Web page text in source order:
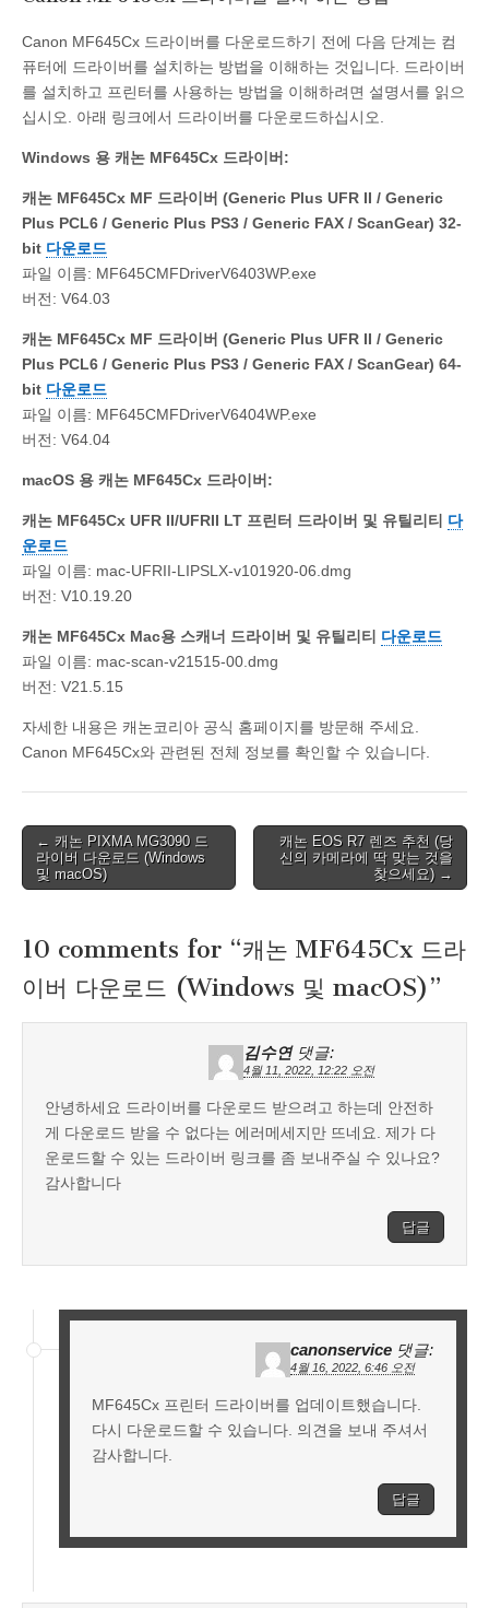
Canon MF645Cx 드라이버를 다운로드하기 전에 다음 단계는 컴
퓨터에 드라이버를 설치하는 방법을 이해하는 것입니다. 드라이버
를 설치하고 프린터를 사용하는 방법을 이해하려면 설명서를 읽으
십시오. 아래 링크에서 드라이버를 다운로드하십시오.
Windows 용 캐논 MF645Cx 드라이버:
캐논 MF645Cx MF 드라이버 (Generic Plus UFR II / Generic
Plus PCL6 / Generic Plus PS3 / Generic FAX / ScanGear) 32-
bit 다운로드
파일 이름: MF645CMFDriverV6403WP.exe
버전: V64.03
캐논 MF645Cx MF 드라이버 (Generic Plus UFR II / Generic
Plus PCL6 / Generic Plus PS3 / Generic FAX / ScanGear) 64-
bit 다운로드
파일 이름: MF645CMFDriverV6404WP.exe
버전: V64.04
macOS 용 캐논 MF645Cx 드라이버:
캐논 MF645Cx UFR II/UFRII LT 프린터 드라이버 및 유틸리티 다
운로드
파일 이름: mac-UFRII-LIPSLX-v101920-06.dmg
버전: V10.19.20
캐논 MF645Cx Mac용 스캐너 드라이버 및 유틸리티 다운로드
파일 이름: mac-scan-v21515-00.dmg
버전: V21.5.15
자세한 내용은 캐논코리아 공식 홈페이지를 방문해 주세요.
Canon MF645Cx와 관련된 전체 정보를 확인할 수 있습니다.
Post
navigation
← 캐논 PIXMA MG3090 드
라이버 다운로드 (Windows
및 macOS)
캐논 EOS R7 렌즈 추천 (당
신의 카메라에 딱 맞는 것을
찾으세요) →
10 comments for “캐논 MF645Cx 드라
이버 다운로드 (Windows 및 macOS)”
김수연 댓글:
4월 11, 2022, 12:22 오전
안녕하세요 드라이버를 다운로드 받으려고 하는데 안전하
게 다운로드 받을 수 없다는 에러메세지만 뜨네요. 제가 다
운로드할 수 있는 드라이버 링크를 좀 보내주실 수 있나요?
감사합니다
답글
canonservice 댓글:
4월 16, 2022, 6:46 오전
MF645Cx 프린터 드라이버를 업데이트했습니다.
다시 다운로드할 수 있습니다. 의견을 보내 주셔서
감사합니다.
답글